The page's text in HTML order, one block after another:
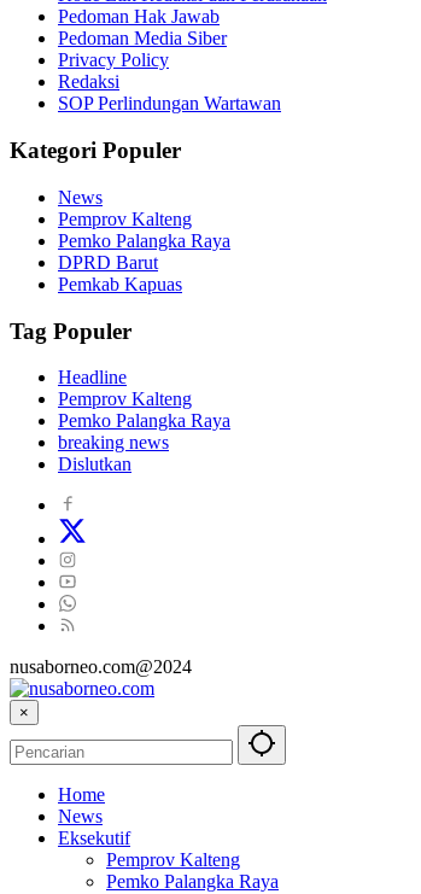
Pedoman Hak Jawab
Pedoman Media Siber
Privacy Policy
Redaksi
SOP Perlindungan Wartawan
Kategori Populer
News
Pemprov Kalteng
Pemko Palangka Raya
DPRD Barut
Pemkab Kapuas
Tag Populer
Headline
Pemprov Kalteng
Pemko Palangka Raya
breaking news
Dislutkan
nusaborneo.com@2024
×
Home
News
Eksekutif
Pemprov Kalteng
Pemko Palangka Raya